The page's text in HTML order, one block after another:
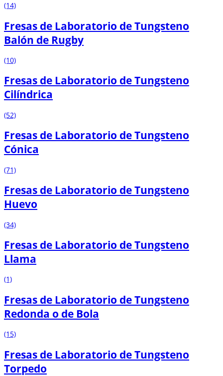
(14)
Fresas de Laboratorio de Tungsteno
Balón de Rugby
(10)
Fresas de Laboratorio de Tungsteno
Cilíndrica
(52)
Fresas de Laboratorio de Tungsteno
Cónica
(71)
Fresas de Laboratorio de Tungsteno
Huevo
(34)
Fresas de Laboratorio de Tungsteno
Llama
(1)
Fresas de Laboratorio de Tungsteno
Redonda o de Bola
(15)
Fresas de Laboratorio de Tungsteno
Torpedo